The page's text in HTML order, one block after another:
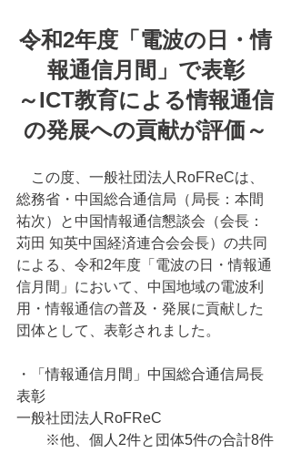
令和2年度「電波の日・情
報通信月間」で表彰
～ICT教育による情報通信
の発展への貢献が評価～
この度、一般社団法人RoFReCは、
総務省・中国総合通信局（局長：本間
祐次）と中国情報通信懇談会（会長：
苅田 知英中国経済連合会会長）の共同
による、令和2年度「電波の日・情報通
信月間」において、中国地域の電波利
用・情報通信の普及・発展に貢献した
団体として、表彰されました。
・
「情報通信月間」中国総合通信局長
表彰
一般社団法人RoFReC
※他、 個人2件と団体5件の合計8件